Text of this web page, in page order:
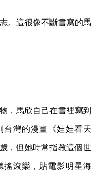
。這很像不斷書寫的馬
，馬欣自己在書裡寫到
台灣的漫畫《娃娃看天
，但她時常指教這個世
搖滾樂，貼電影明星海